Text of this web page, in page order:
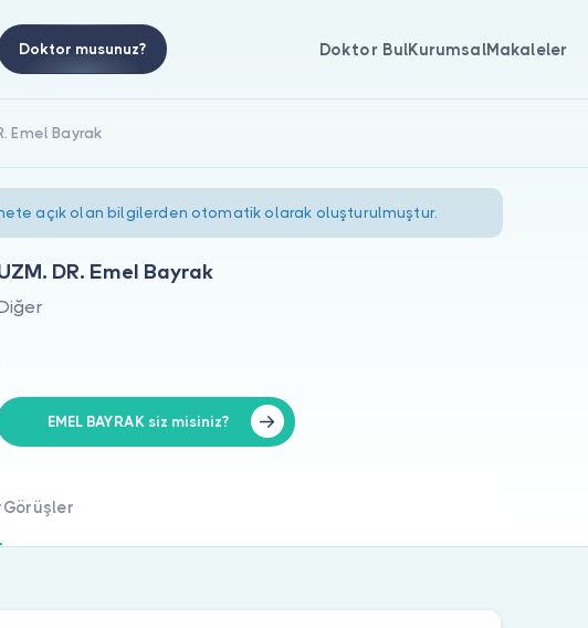
Doktor musunuz? Doktor BulKurumsalMakaleler
Emel Bayrak
açık olan bilgilerden otomatik olarak oluşturulmuştur.
DR. Emel Bayrak
EMEL BAYRAK siz misiniz?
Görüşler